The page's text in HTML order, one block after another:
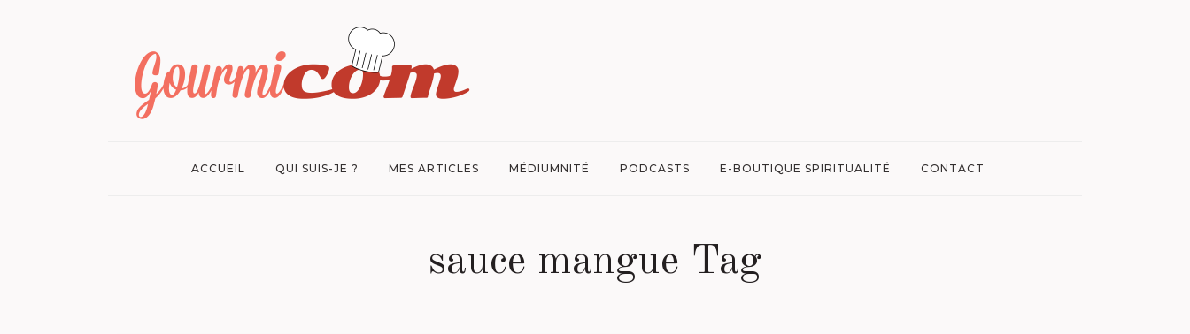
ACCUEIL QUI SUIS-JE ? MES ARTICLES MÉDIUMNITÉ PODCASTS E-BOUTIQUE SPIRITUALITÉ CONTACT
sauce mangue Tag